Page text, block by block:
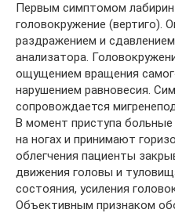
Первым симптомом
головокружение (вертиго).
раздражением и
анализатора.
ощущением вращения
нарушением равновесия.
сопровождается
В момент приступа
на ногах и принимают
облегчения пациенты
движения головы и
состояния, усиления
Объективным признаком